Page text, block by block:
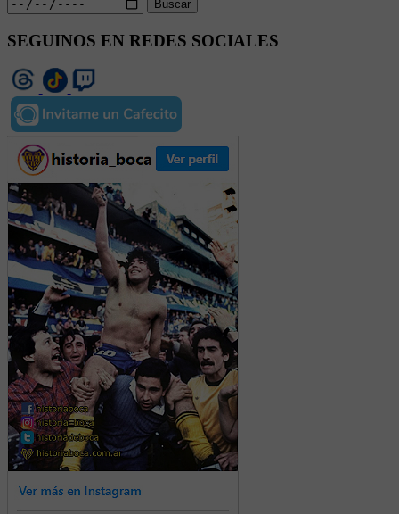
Buscar
SEGUINOS EN REDES SOCIALES